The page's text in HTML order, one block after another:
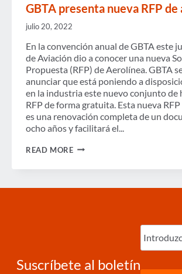
GBTA presenta nueva RFP
julio 20, 2022
En la convención anual de GBTA este
de Aviación dio a conocer una nueva
Propuesta (RFP) de Aerolínea. GBTA
anunciar que está poniendo a
en la industria este nuevo conjunto de
RFP de forma gratuita. Esta nueva
es una renovación completa de un
ocho años y facilitará el...
READ MOREGBTA
Suscríbete al boletín
Ingrese
correo
electrónico